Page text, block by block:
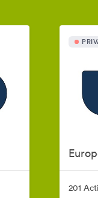
201